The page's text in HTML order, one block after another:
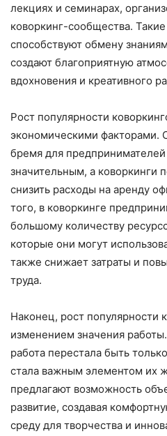
лекциях и семинарах,
коворкинг-сообщества.
способствуют обмену
создают благоприятную
вдохновения и креативного
Рост популярности
экономическими факторами.
бремя для предпринимателей
значительным, а коворкинги
снизить расходы на аренду
того, в коворкинге
большому количеству
которые они могут
также снижает затраты и
труда.
Наконец, рост популярности
изменением значения
работа перестала быть
стала важным элементом их
предлагают возможность
развитие, создавая
среду для творчества и